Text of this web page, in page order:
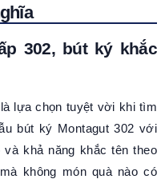
302, bút ký khắc
lựa chọn tuyệt vời khi tìm
bút ký Montagut 302 với
khả năng khắc tên theo
không món quà nào có